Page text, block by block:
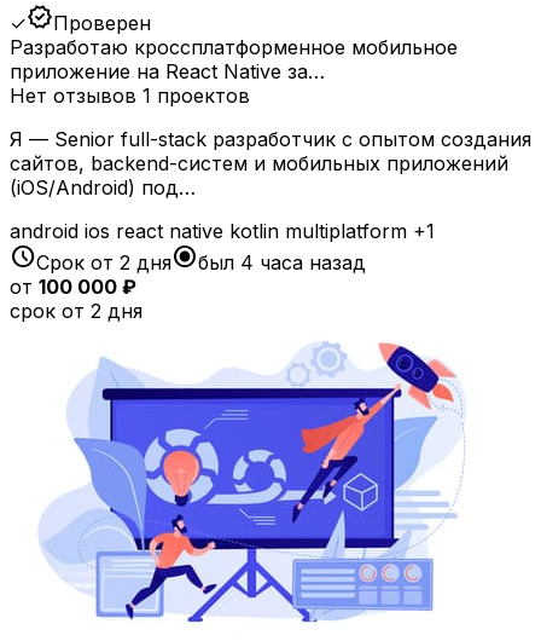
✓verifiedПроверен
Разработаю кроссплатформенное мобильное
приложение на React Native за…
Нет отзывов 1 проектов
Я — Senior full-stack разработчик с опытом создания
сайтов, backend-систем и мобильных приложений
(iOS/Android) под…
android ios react native kotlin multiplatform +1
scheduleСрок от 2 дняradio_button_checkedбыл 4 часа назад
от 100 000 ₽
срок от 2 дня